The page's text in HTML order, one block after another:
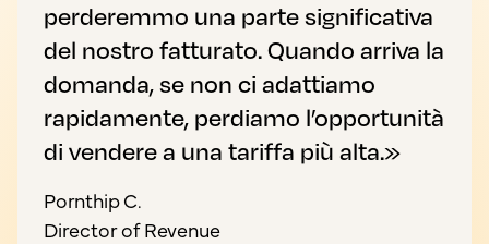
perderemmo una parte significativa
del nostro fatturato. Quando arriva la
domanda, se non ci adattiamo
rapidamente, perdiamo l’opportunità
di vendere a una tariffa più alta.»
Pornthip C.
Director of Revenue